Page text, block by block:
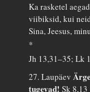
Ka rasketel
viibiksid, kui
Sina, Jeesus,
*
Jh 13,31–35; Lk
27. Laupäev
tugevad!Sk 8,13